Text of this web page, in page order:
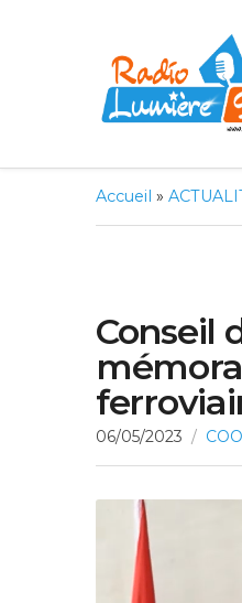
Accueil »
Conseil
06/05/2023